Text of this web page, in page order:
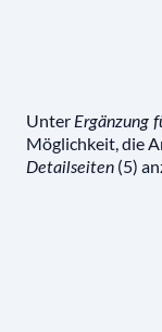
Unter Ergänzung
Möglichkeit, die
Detailseiten (5)